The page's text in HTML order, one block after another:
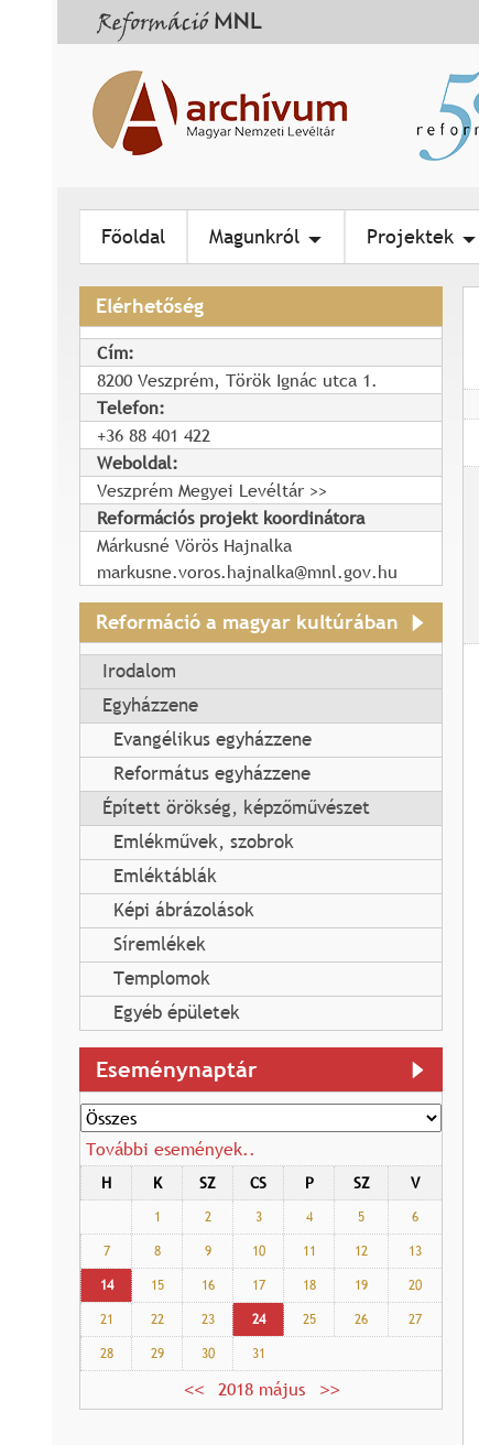
Főoldal Magunkról Projektek
Elérhetőség
Cím:
8200 Veszprém, Török Ignác utca 1.
Telefon:
+36 88 401 422
Weboldal:
Veszprém Megyei Levéltár
Reformációs projekt koordinátora
Márkusné Vörös Hajnalka
markusne.voros.hajnalka@mnl.gov.hu
Reformáció a magyar kultúrában
Irodalom
Egyházzene
Evangélikus egyházzene
Református egyházzene
Épített örökség, képzőművészet
Emlékművek, szobrok
Emléktáblák
Képi ábrázolások
Síremlékek
Templomok
Egyéb épületek
Eseménynaptár
További események..
H K SZ CS P SZ
V
1
2 3 4 5
6
7
8 9 10 11 12
13
14
15 16 17 18 19
20
21
22 23 24 25 26
27
28
29 30 31
2018 május